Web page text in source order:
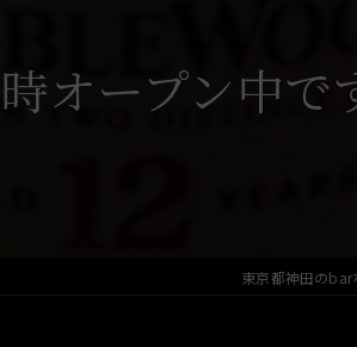
オープン中で
東京都神田の